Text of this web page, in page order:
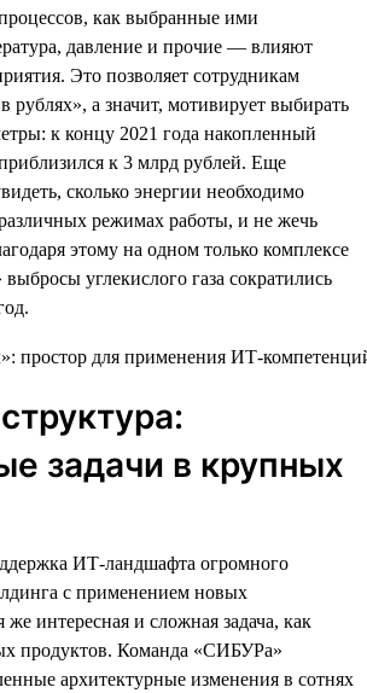
как выбранные ими
давление и прочие — влияют
Это позволяет сотрудникам
рублях», а значит, мотивирует выбирать
к концу 2021 года накопленный
к 3 млрд рублей. Еще
сколько энергии необходимо
режимах работы, и не жечь
этому на одном только комплексе
углекислого газа сократились
задачи в крупных
ИТ-ландшафта огромного
с применением новых
интересная и сложная задача, как
продуктов. Команда «СИБУРа»
архитектурные изменения в сотнях